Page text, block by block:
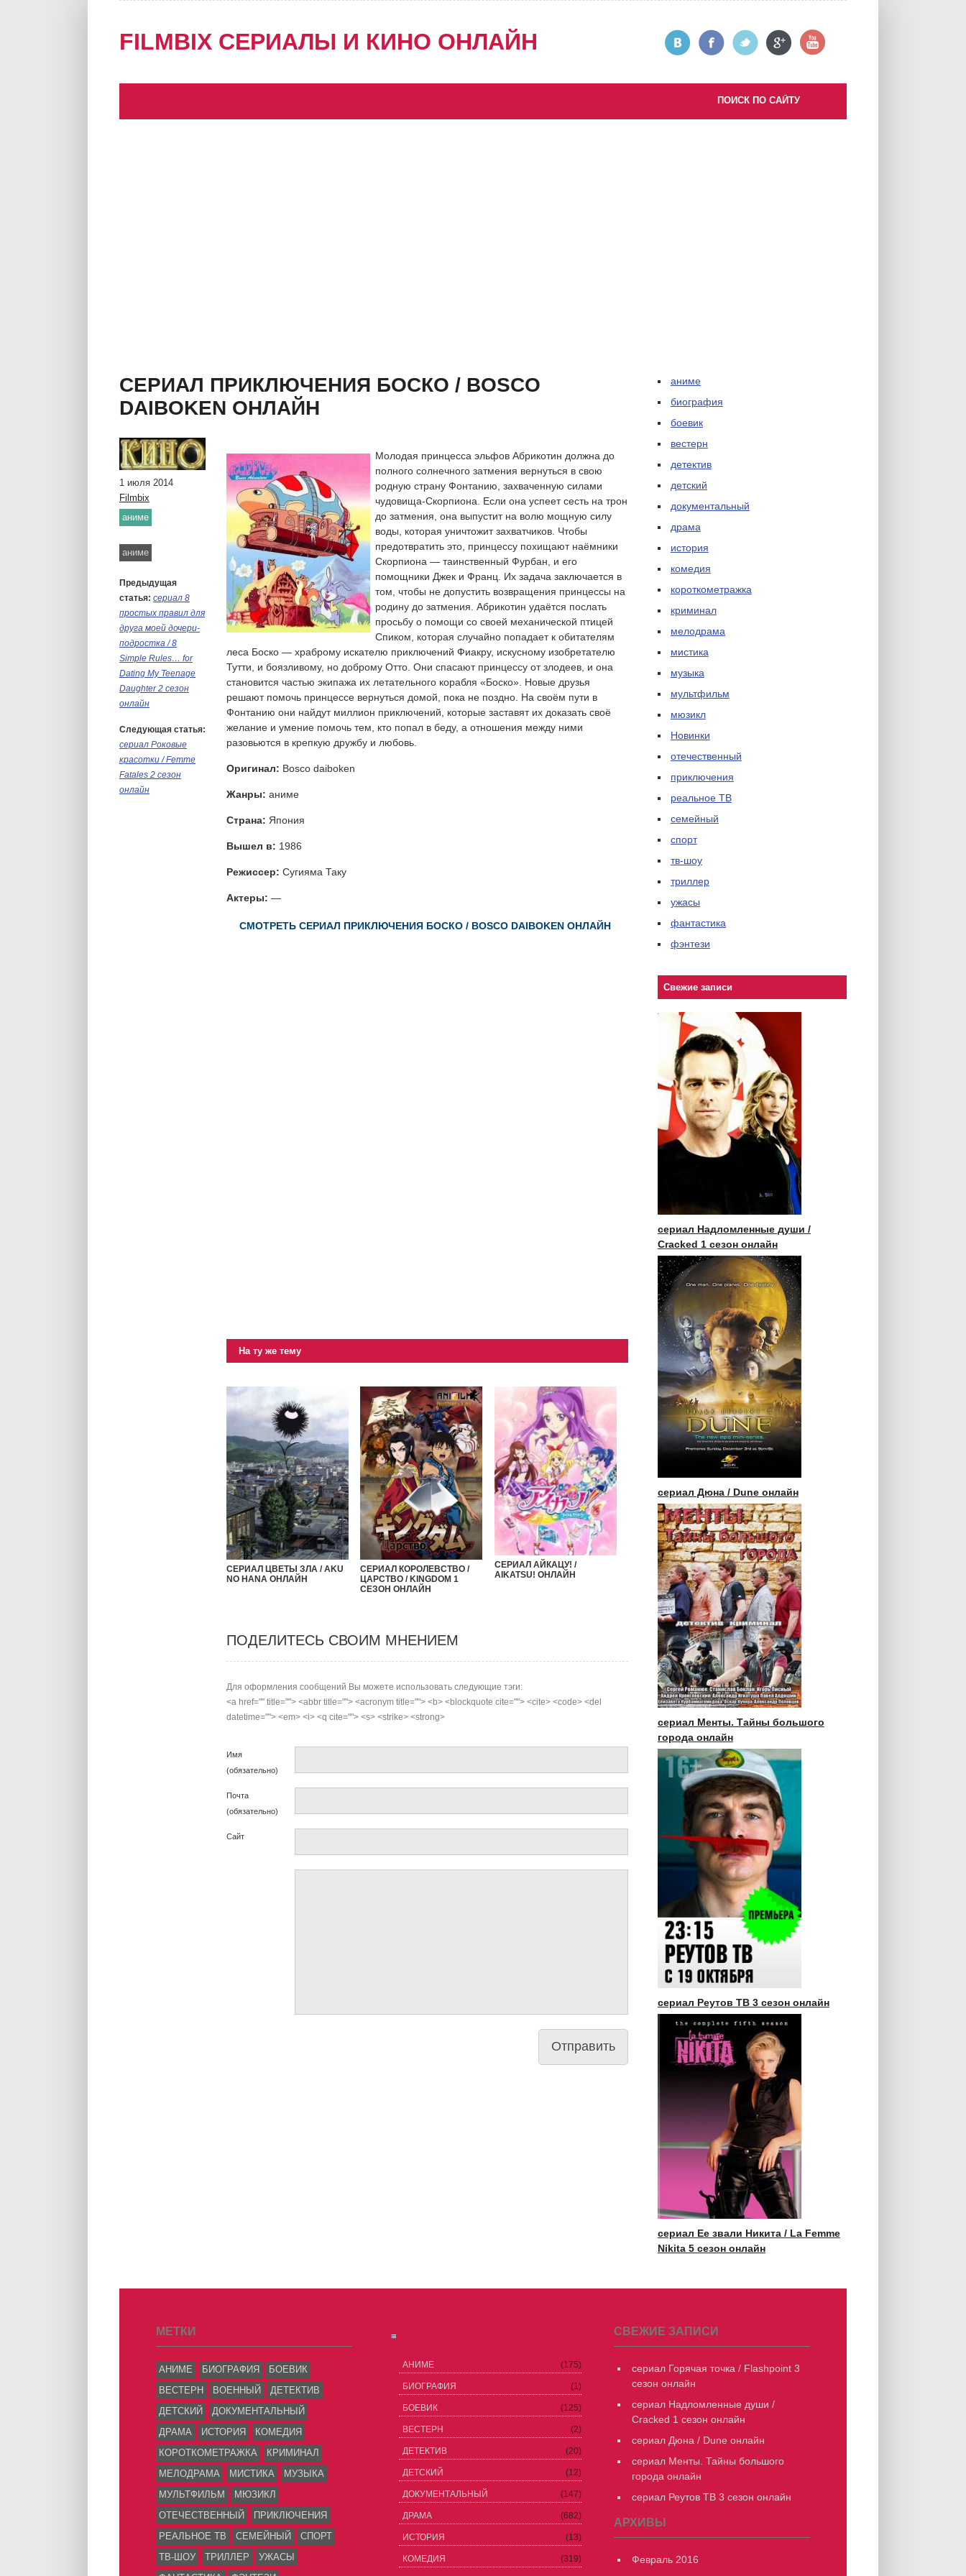
FILMBIX СЕРИАЛЫ И КИНО ОНЛАЙН
сериал Холостяк (рус.) 1 сезон онлайн
сериал Куклы онлайн
СЕРИАЛ ПРИКЛЮЧЕНИЯ БОСКО / BOSCO
DAIBOKEN ОНЛАЙН
1 июля 2014
Filmbix
аниме
аниме
Предыдущая
статья: сериал 8
простых правил для
друга моей дочери-
подростка / 8
Simple Rules… for
Dating My Teenage
Daughter 2 сезон
онлайн
Следующая статья:
сериал Роковые
красотки / Femme
Fatales 2 сезон
онлайн
Молодая принцесса эльфов Абрикотин должна до
полного солнечного затмения вернуться в свою
родную страну Фонтанию, захваченную силами
чудовища-Скорпиона. Если она успеет сесть на трон
до затмения, она выпустит на волю мощную силу
воды, которая уничтожит захватчиков. Чтобы
предотвратить это, принцессу похищают наёмники
Скорпиона — таинственный Фурбан, и его
помощники Джек и Франц. Их задача заключается в
том, чтобы не допустить возвращения принцессы на
родину до затмения. Абрикотин удаётся послать
просьбу о помощи со своей механической птицей
Спиком, которая случайно попадает к обитателям
леса Боско — храброму искателю приключений Фиакру, искусному изобретателю
Тутти, и боязливому, но доброму Отто. Они спасают принцессу от злодеев, и она
становится частью экипажа их летательного корабля «Боско». Новые друзья
решают помочь принцессе вернуться домой, пока не поздно. На своём пути в
Фонтанию они найдут миллион приключений, которые заставят их доказать своё
желание и умение помочь тем, кто попал в беду, а отношения между ними
разовьются в крепкую дружбу и любовь.
Оригинал: Bosco daiboken
Жанры: аниме
Страна: Япония
Вышел в: 1986
Режиссер: Сугияма Таку
Актеры: —
СМОТРЕТЬ СЕРИАЛ ПРИКЛЮЧЕНИЯ БОСКО / BOSCO DAIBOKEN ОНЛАЙН
На ту же тему
СЕРИАЛ ЦВЕТЫ ЗЛА / AKU
NO HANA ОНЛАЙН
СЕРИАЛ КОРОЛЕВСТВО /
ЦАРСТВО / KINGDOM 1
СЕЗОН ОНЛАЙН
СЕРИАЛ АЙКАЦУ! /
AIKATSU! ОНЛАЙН
ПОДЕЛИТЕСЬ СВОИМ МНЕНИЕМ
Для оформления сообщений Вы можете использовать следующие тэги:
<a href="" title=""> <abbr title=""> <acronym title=""> <b> <blockquote cite=""> <cite> <code> <del
datetime=""> <em> <i> <q cite=""> <s> <strike> <strong>
Имя
(обязательно)
Почта
(обязательно)
Сайт
аниме
биография
боевик
вестерн
детектив
детский
документальный
драма
история
комедия
короткометражка
криминал
мелодрама
мистика
музыка
мультфильм
мюзикл
Новинки
отечественный
приключения
реальное ТВ
семейный
спорт
тв-шоу
триллер
ужасы
фантастика
фэнтези
Свежие записи
сериал Надломленные души /
Cracked 1 сезон онлайн
сериал Дюна / Dune онлайн
сериал Менты. Тайны большого
города онлайн
сериал Реутов ТВ 3 сезон онлайн
сериал Ее звали Никита / La Femme
Nikita 5 сезон онлайн
МЕТКИ
АНИМЕ БИОГРАФИЯ
БОЕВИК
ВЕСТЕРН
ВОЕННЫЙ
ДЕТЕКТИВ
ДЕТСКИЙ
ДОКУМЕНТАЛЬНЫЙ
ДРАМА
ИСТОРИЯ
КОМЕДИЯ
КОРОТКОМЕТРАЖКА
КРИМИНАЛ
МЕЛОДРАМА
МИСТИКА
МУЗЫКА
МУЛЬТФИЛЬМ
МЮЗИКЛ
ОТЕЧЕСТВЕННЫЙ
ПРИКЛЮЧЕНИЯ
РЕАЛЬНОЕ ТВ
СЕМЕЙНЫЙ
СПОРТ
ТВ-ШОУ
ТРИЛЛЕР
УЖАСЫ
≡
АНИМЕ (175)
БИОГРАФИЯ (1)
БОЕВИК (125)
ВЕСТЕРН (2)
ДЕТЕКТИВ (20)
ДЕТСКИЙ (12)
ДОКУМЕНТАЛЬНЫЙ (147)
ДРАМА (682)
ИСТОРИЯ (13)
КОМЕДИЯ (319)
СВЕЖИЕ ЗАПИСИ
сериал Горячая точка / Flashpoint 3
сезон онлайн
сериал Надломленные души /
Cracked 1 сезон онлайн
сериал Дюна / Dune онлайн
сериал Менты. Тайны большого
города онлайн
сериал Реутов ТВ 3 сезон онлайн
АРХИВЫ
Февраль 2016